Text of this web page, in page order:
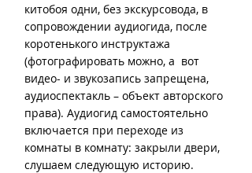
китобоя одни, без экскурсовода, в
сопровождении аудиогида, после
коротенького инструктажа
(фотографировать можно, а  вот
видео- и звукозапись запрещена,
аудиоспектакль – объект авторского
права). Аудиогид самостоятельно
включается при переходе из
комнаты в комнату: закрыли двери,
слушаем следующую историю.